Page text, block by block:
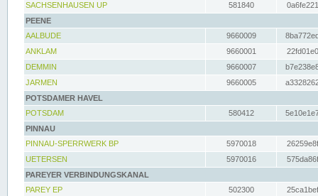
SACHSENHAUSEN UP
581840
PEENE
AALBUDE
9660009
ANKLAM
9660001
DEMMIN
9660007
JARMEN
9660005
POTSDAMER HAVEL
POTSDAM
580412
PINNAU
PINNAU-SPERRWERK BP
5970018
UETERSEN
5970016
PAREYER VERBINDUNGSKANAL
PAREY EP
502300